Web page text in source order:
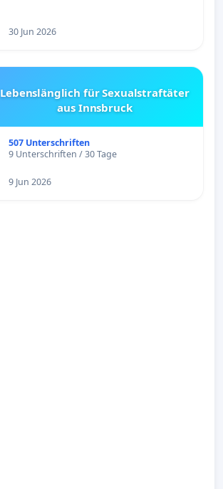
30 Jun 2026
Lebenslänglich für Sexualstraftäter
aus Innsbruck
507 Unterschriften
9 Unterschriften / 30 Tage
9 Jun 2026